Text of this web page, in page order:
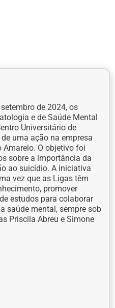
de 2024, os
e de Saúde Mental
Universitário de
uma ação na empresa
Amarelo. O objetivo foi
sobre a importância da
ao suicídio. A iniciativa
vez que as Ligas têm
promover
estudos para colaborar
saúde mental, sempre sob
Priscila Abreu e Simone